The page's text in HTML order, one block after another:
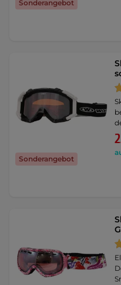
Sonderangebot
Sonderangebot